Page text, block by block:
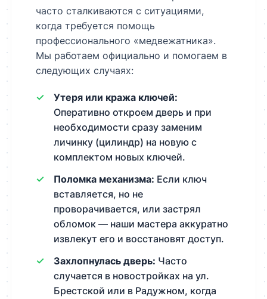
часто сталкиваются с ситуациями,
когда требуется помощь
профессионального «медвежатника».
Мы работаем официально и помогаем в
следующих случаях:
Утеря или кража ключей:
Оперативно откроем дверь и при
необходимости сразу заменим
личинку (цилиндр) на новую с
комплектом новых ключей.
Поломка механизма: Если ключ
вставляется, но не
проворачивается, или застрял
обломок — наши мастера аккуратно
извлекут его и восстановят доступ.
Захлопнулась дверь: Часто
случается в новостройках на ул.
Брестской или в Радужном, когда